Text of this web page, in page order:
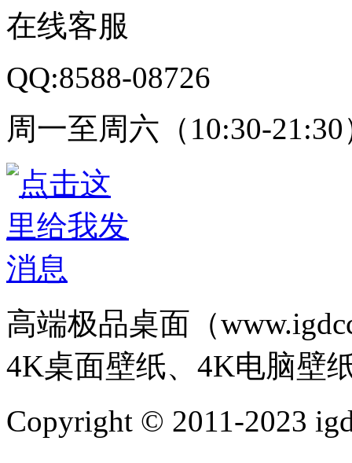
在线客服
QQ:8588-08726
周一至周六（10:30-21:30
高端极品桌面（
4K桌面壁纸、4K电脑壁
Copyright © 2011-2023